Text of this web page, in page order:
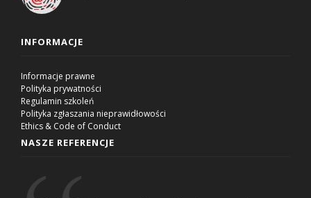
INFORMACJE
Informacje prawne
Polityka prywatności
Regulamin szkoleń
Polityka zgłaszania nieprawidłowości
Ethics & Code of Conduct
NASZE REFERENCJE